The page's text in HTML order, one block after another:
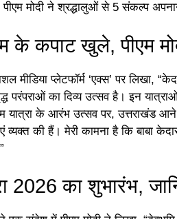
मोदी ने श्रद्धालुओं से 5 संकल्प
के कपाट खुले, पीएम
मीडिया प्लेटफॉर्म ‘एक्स’ पर लिखा,
परंपराओं का दिव्य उत्सव है। इन
यात्रा के आरंभ उत्सव पर, उत्तराखंड
व्यक्त की हैं। मेरी कामना है कि बाबा
2026 का शुभारंभ,